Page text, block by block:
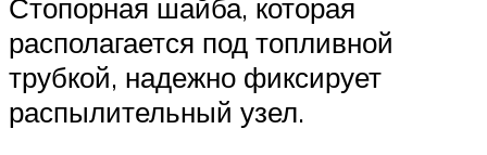
Стопорная шайба, которая
располагается под топливной
трубкой, надежно фиксирует
распылительный узел.